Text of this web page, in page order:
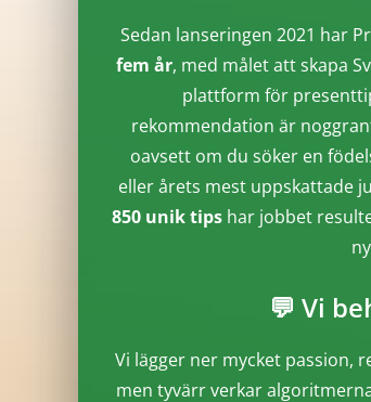
Sedan lanseringen 2021 har
fem år, med målet att skapa
plattform för
rekommendation är
oavsett om du söker en
eller årets mest uppskattade
850 unik tips har jobbet
💬 Vi
Vi lägger ner mycket passion,
men tyvärr verkar